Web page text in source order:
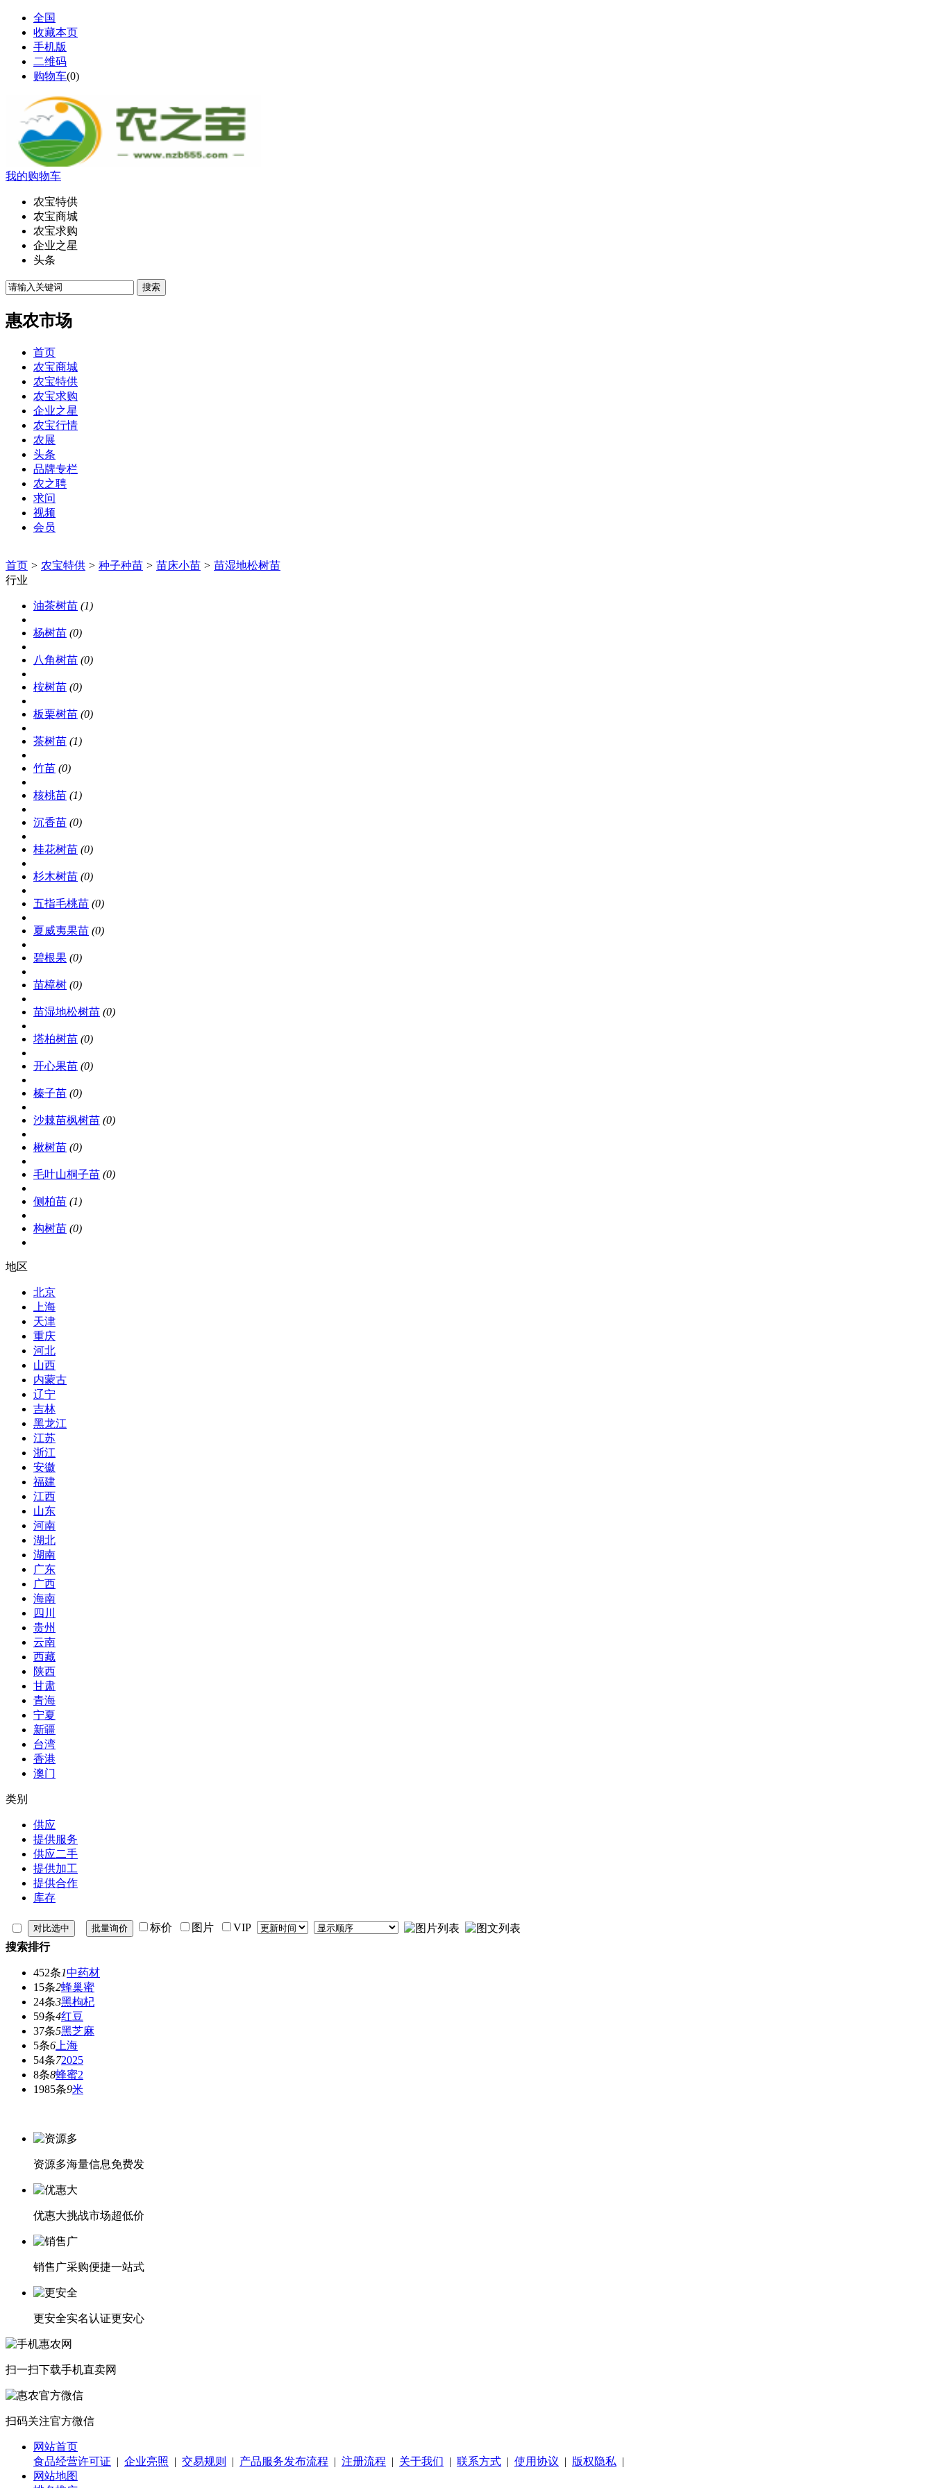
全国
收藏本页
手机版
二维码
购物车(0)
我的购物车
农宝特供
农宝商城
农宝求购
企业之星
头条
惠农市场
首页
农宝商城
农宝特供
农宝求购
企业之星
农宝行情
农展
头条
品牌专栏
农之聘
求问
视频
会员
首页 > 农宝特供 > 种子种苗 > 苗床小苗 > 苗湿地松树苗
行业
油茶树苗 (1)
杨树苗 (0)
八角树苗 (0)
桉树苗 (0)
板栗树苗 (0)
茶树苗 (1)
竹苗 (0)
核桃苗 (1)
沉香苗 (0)
桂花树苗 (0)
杉木树苗 (0)
五指毛桃苗 (0)
夏威夷果苗 (0)
碧根果 (0)
苗樟树 (0)
苗湿地松树苗 (0)
塔柏树苗 (0)
开心果苗 (0)
榛子苗 (0)
沙棘苗枫树苗 (0)
楸树苗 (0)
毛叶山桐子苗 (0)
侧柏苗 (1)
构树苗 (0)
地区
北京
上海
天津
重庆
河北
山西
内蒙古
辽宁
吉林
黑龙江
江苏
浙江
安徽
福建
江西
山东
河南
湖北
湖南
广东
广西
海南
四川
贵州
云南
西藏
陕西
甘肃
青海
宁夏
新疆
台湾
香港
澳门
类别
供应
提供服务
供应二手
提供加工
提供合作
库存
标价 图片
VIP
搜索排行
452条1中药材
15条2蜂巢蜜
24条3黑枸杞
59条4红豆
37条5黑芝麻
5条6 上海
54条72025
8条8蜂蜜2
1985条9米
资源多海量信息免费发
优惠大挑战市场超低价
销售广采购便捷一站式
更安全实名认证更安心
扫一扫下载手机直卖网
扫码关注官方微信
网站首页
食品经营许可证 | 企业亮照 | 交易规则 | 产品服务发布流程 | 注册流程 | 关于我们 | 联系方式 | 使用协议 | 版权隐私 |
网站地图